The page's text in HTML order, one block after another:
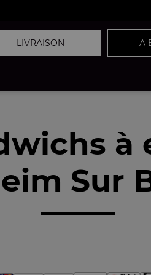
LIVRAISON A
Sur